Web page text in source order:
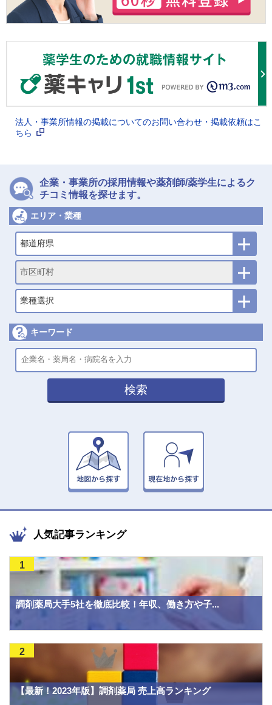
法人・事業所情報の掲載についてのお問い合わせ・掲載依頼はこ
ちら
企業・事業所の採用情報や薬剤師/薬学生によるク
チコミ情報を探せます。
エリア・業種
都道府県
市区町村
業種選択
キーワード
検索
人気記事ランキング
調剤薬局大手5社を徹底比較！年収、働き方や子...
1
【最新！2023年版】調剤薬局 売上高ランキング
2